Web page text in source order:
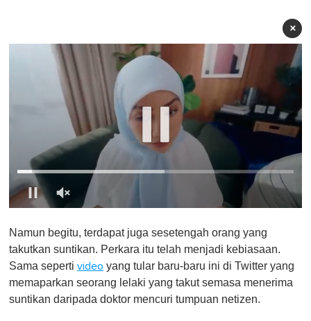
×
f
1
i
n
t
Namun begitu, terdapat juga sesetengah orang yang
takutkan suntikan. Perkara itu telah menjadi kebiasaan.
Sama seperti video yang tular baru-baru ini di Twitter yang
memaparkan seorang lelaki yang takut semasa menerima
suntikan daripada doktor mencuri tumpuan netizen.